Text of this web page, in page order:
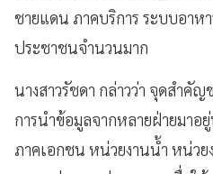
ชายแดน ภาคบริการ ระบบอาห
ประชาชนจำนวนมาก
นางสาวรัชดา กล่าวว่า จุดสำคั
การนำข้อมูลจากหลายฝ่ายมาอ
ภาคเอกชน หน่วยงานน้ำ หน่ว